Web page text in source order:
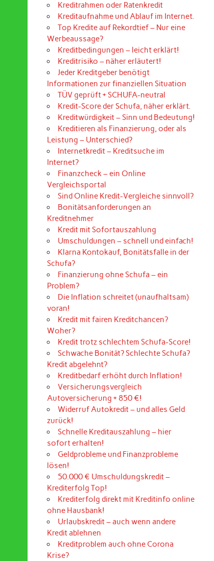
Kreditrahmen oder Ratenkredit
Kreditaufnahme und Ablauf im Internet.
Top Kredite auf Rekordtief – Nur eine
Werbeaussage?
Kreditbedingungen – leicht erklärt!
Kreditrisiko – näher erläutert!
Jeder Kreditgeber benötigt
Informationen zur finanziellen Situation
TÜV geprüft + SCHUFA-neutral
Kredit-Score der Schufa, näher erklärt.
Kreditwürdigkeit – Sinn und Bedeutung!
Kreditieren als Finanzierung, oder als
Leistung – Unterschied?
Internetkredit – Kreditsuche im
Internet?
Finanzcheck – ein Online
Vergleichsportal
Sind Online Kredit-Vergleiche sinnvoll?
Bonitätsanforderungen an
Kreditnehmer
Kredit mit Sofortauszahlung
Umschuldungen – schnell und einfach!
Klarna Kontokauf, Bonitätsfalle in der
Schufa?
Finanzierung ohne Schufa – ein
Problem?
Die Inflation schreitet (unaufhaltsam)
voran!
Kredit mit fairen Kreditchancen?
Woher?
Kredit trotz schlechtem Schufa-Score!
Schwache Bonität? Schlechte Schufa?
Kredit abgelehnt?
Kreditbedarf erhöht durch Inflation!
Versicherungsvergleich
Autoversicherung + 850 €!
Widerruf Autokredit – und alles Geld
zurück!
Schnelle Kreditauszahlung – hier
sofort erhalten!
Geldprobleme und Finanzprobleme
lösen!
50.000 € Umschuldungskredit –
Krediterfolg Top!
Krediterfolg direkt mit Kreditinfo online
ohne Hausbank!
Urlaubskredit – auch wenn andere
Kredit ablehnen
Kreditproblem auch ohne Corona
Krise?